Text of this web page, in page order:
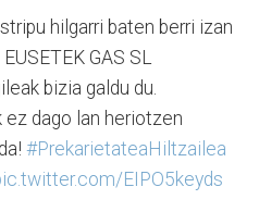
hilgarri baten berri izan
GAS SL
bizia galdu du.
dago lan heriotzen
#PrekarietateaHiltzailea
EIPO5keyds